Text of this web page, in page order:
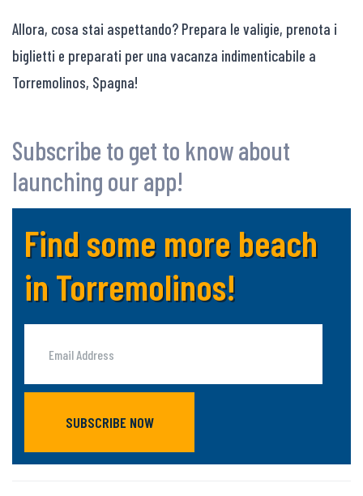
Allora, cosa stai aspettando? Prepara le valigie, prenota i
biglietti e preparati per una vacanza indimenticabile a
Torremolinos, Spagna!
Subscribe to get to know about
launching our app!
Find some more beach
in Torremolinos!
SUBSCRIBE NOW